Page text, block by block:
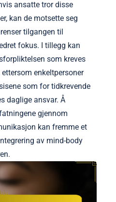
ansatte tror disse
kan de motsette seg
tilgangen til
fokus. I tillegg kan
som kreves
enkeltpersoner
som for tidkrevende
daglige ansvar. Å
gjennom
kan fremme et
av mind-body